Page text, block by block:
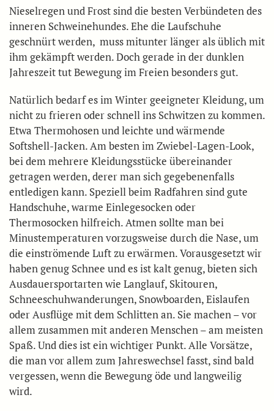
Nieselregen und Frost sind die besten Verbündeten des
inneren Schweinehundes. Ehe die Laufschuhe
geschnürt werden, muss mitunter länger als üblich mit
ihm gekämpft werden. Doch gerade in der dunklen
Jahreszeit tut Bewegung im Freien besonders gut.
Natürlich bedarf es im Winter geeigneter Kleidung, um
nicht zu frieren oder schnell ins Schwitzen zu kommen.
Etwa Thermohosen und leichte und wärmende
Softshell-Jacken. Am besten im Zwiebel-Lagen-Look,
bei dem mehrere Kleidungsstücke übereinander
getragen werden, derer man sich gegebenenfalls
entledigen kann. Speziell beim Radfahren sind gute
Handschuhe, warme Einlegesocken oder
Thermosocken hilfreich. Atmen sollte man bei
Minustemperaturen vorzugsweise durch die Nase, um
die einströmende Luft zu erwärmen. Vorausgesetzt wir
haben genug Schnee und es ist kalt genug, bieten sich
Ausdauersportarten wie Langlauf, Skitouren,
Schneeschuhwanderungen, Snowboarden, Eislaufen
oder Ausflüge mit dem Schlitten an. Sie machen – vor
allem zusammen mit anderen Menschen – am meisten
Spaß. Und dies ist ein wichtiger Punkt. Alle Vorsätze,
die man vor allem zum Jahreswechsel fasst, sind bald
vergessen, wenn die Bewegung öde und langweilig
wird.